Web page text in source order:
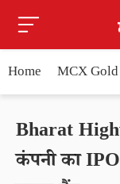
Home MCX Gold
Bharat
कंपनी का